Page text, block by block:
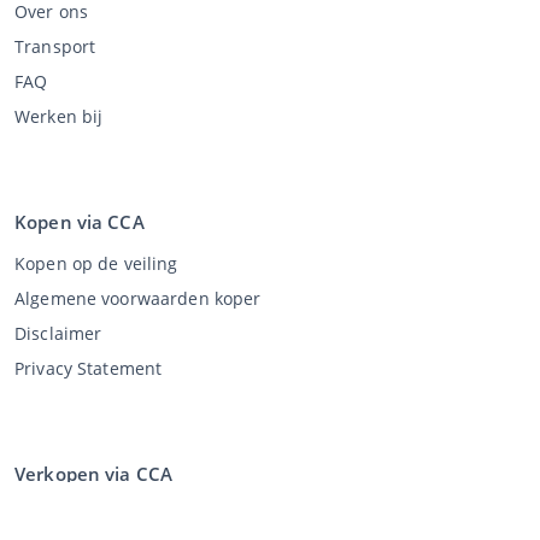
Over ons
Transport
FAQ
Werken bij
Kopen via CCA
Kopen op de veiling
Algemene voorwaarden koper
Disclaimer
Privacy Statement
Verkopen via CCA